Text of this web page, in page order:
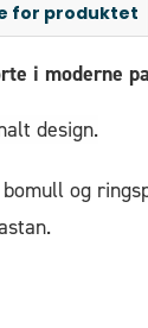
for produktet
i moderne
design.
og